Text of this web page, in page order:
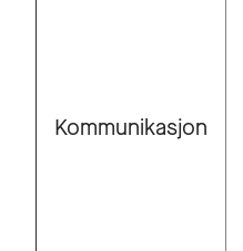
Kommunikasjon